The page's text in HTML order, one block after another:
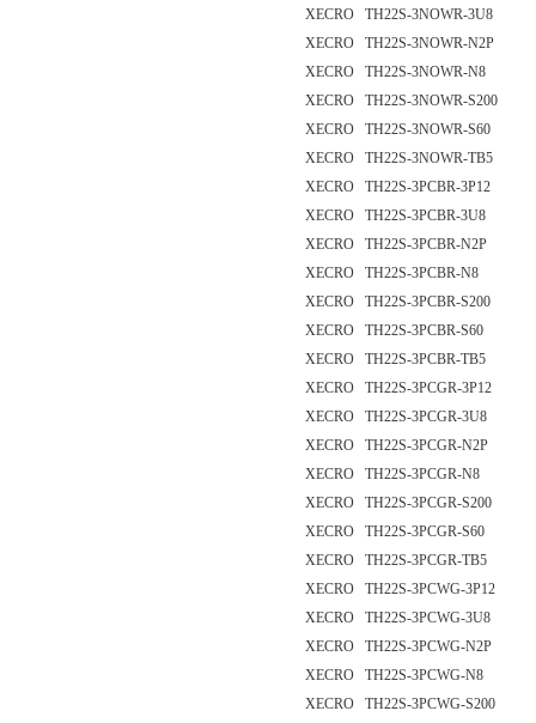
XECRO TH22S-3NOWR-3U8
XECRO TH22S-3NOWR-N2P
XECRO TH22S-3NOWR-N8
XECRO TH22S-3NOWR-S200
XECRO TH22S-3NOWR-S60
XECRO TH22S-3NOWR-TB5
XECRO TH22S-3PCBR-3P12
XECRO TH22S-3PCBR-3U8
XECRO TH22S-3PCBR-N2P
XECRO TH22S-3PCBR-N8
XECRO TH22S-3PCBR-S200
XECRO TH22S-3PCBR-S60
XECRO TH22S-3PCBR-TB5
XECRO TH22S-3PCGR-3P12
XECRO TH22S-3PCGR-3U8
XECRO TH22S-3PCGR-N2P
XECRO TH22S-3PCGR-N8
XECRO TH22S-3PCGR-S200
XECRO TH22S-3PCGR-S60
XECRO TH22S-3PCGR-TB5
XECRO TH22S-3PCWG-3P12
XECRO TH22S-3PCWG-3U8
XECRO TH22S-3PCWG-N2P
XECRO TH22S-3PCWG-N8
XECRO TH22S-3PCWG-S200